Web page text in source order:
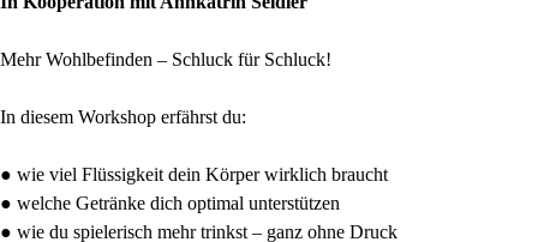
Mehr Wohlbefinden – Schluck für Schluck!
In diesem Workshop erfährst du:
● wie viel Flüssigkeit dein Körper wirklich braucht
● welche Getränke dich optimal unterstützen
● wie du spielerisch mehr trinkst – ganz ohne Druck